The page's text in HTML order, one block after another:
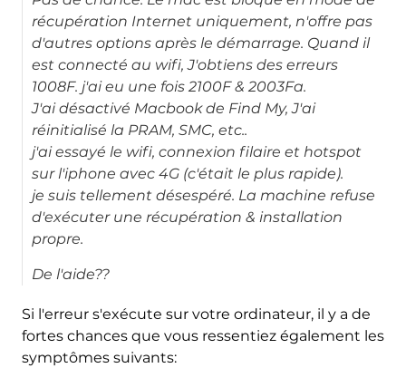
récupération Internet uniquement, n'offre pas
d'autres options après le démarrage. Quand il
est connecté au wifi, J'obtiens des erreurs
1008F. j'ai eu une fois 2100F & 2003Fa.
J'ai désactivé Macbook de Find My, J'ai
réinitialisé la PRAM, SMC, etc..
j'ai essayé le wifi, connexion filaire et hotspot
sur l'iphone avec 4G (c'était le plus rapide).
je suis tellement désespéré. La machine refuse
d'exécuter une récupération & installation
propre.
De l'aide??
Si l'erreur s'exécute sur votre ordinateur, il y a de
fortes chances que vous ressentiez également les
symptômes suivants: